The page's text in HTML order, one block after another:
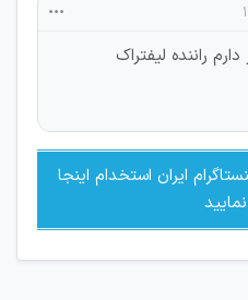
ایران استخدام اینجا